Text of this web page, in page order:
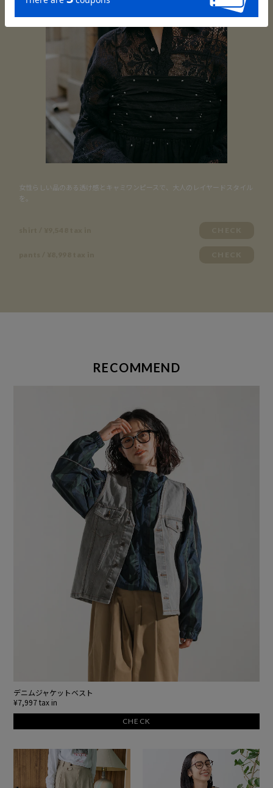
女性らしい品のある透け感とキャミワンピースで、大人のレイヤードスタイル
を。
RECOMMEND
デニムジャケットベスト
¥7,997 tax in
CHECK